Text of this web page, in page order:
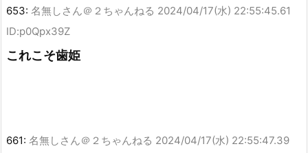
653: 名無しさん＠２ちゃんねる 2024/04/17(水) 22:55:45.61
ID:p0Qpx39Z
これこそ歯姫
661: 名無しさん＠２ちゃんねる 2024/04/17(水) 22:55:47.39